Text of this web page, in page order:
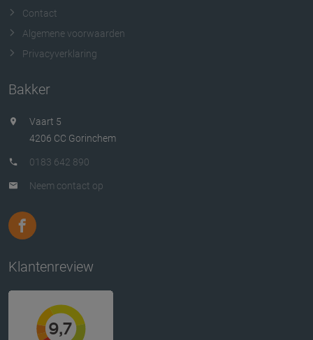
Contact
Algemene voorwaarden
Privacyverklaring
Bakker
Vaart 5
4206 CC Gorinchem
0183 642 890
Neem contact op
Klantenreview